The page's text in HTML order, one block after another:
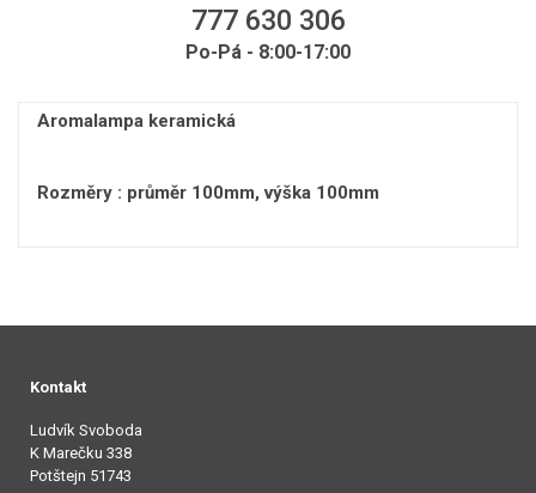
777 630 306
Po-Pá - 8:00-17:00
Aromalampa keramická
Rozměry : průměr 100mm, výška 100mm
Kontakt
Ludvík Svoboda
K Marečku 338
Potštejn 51743